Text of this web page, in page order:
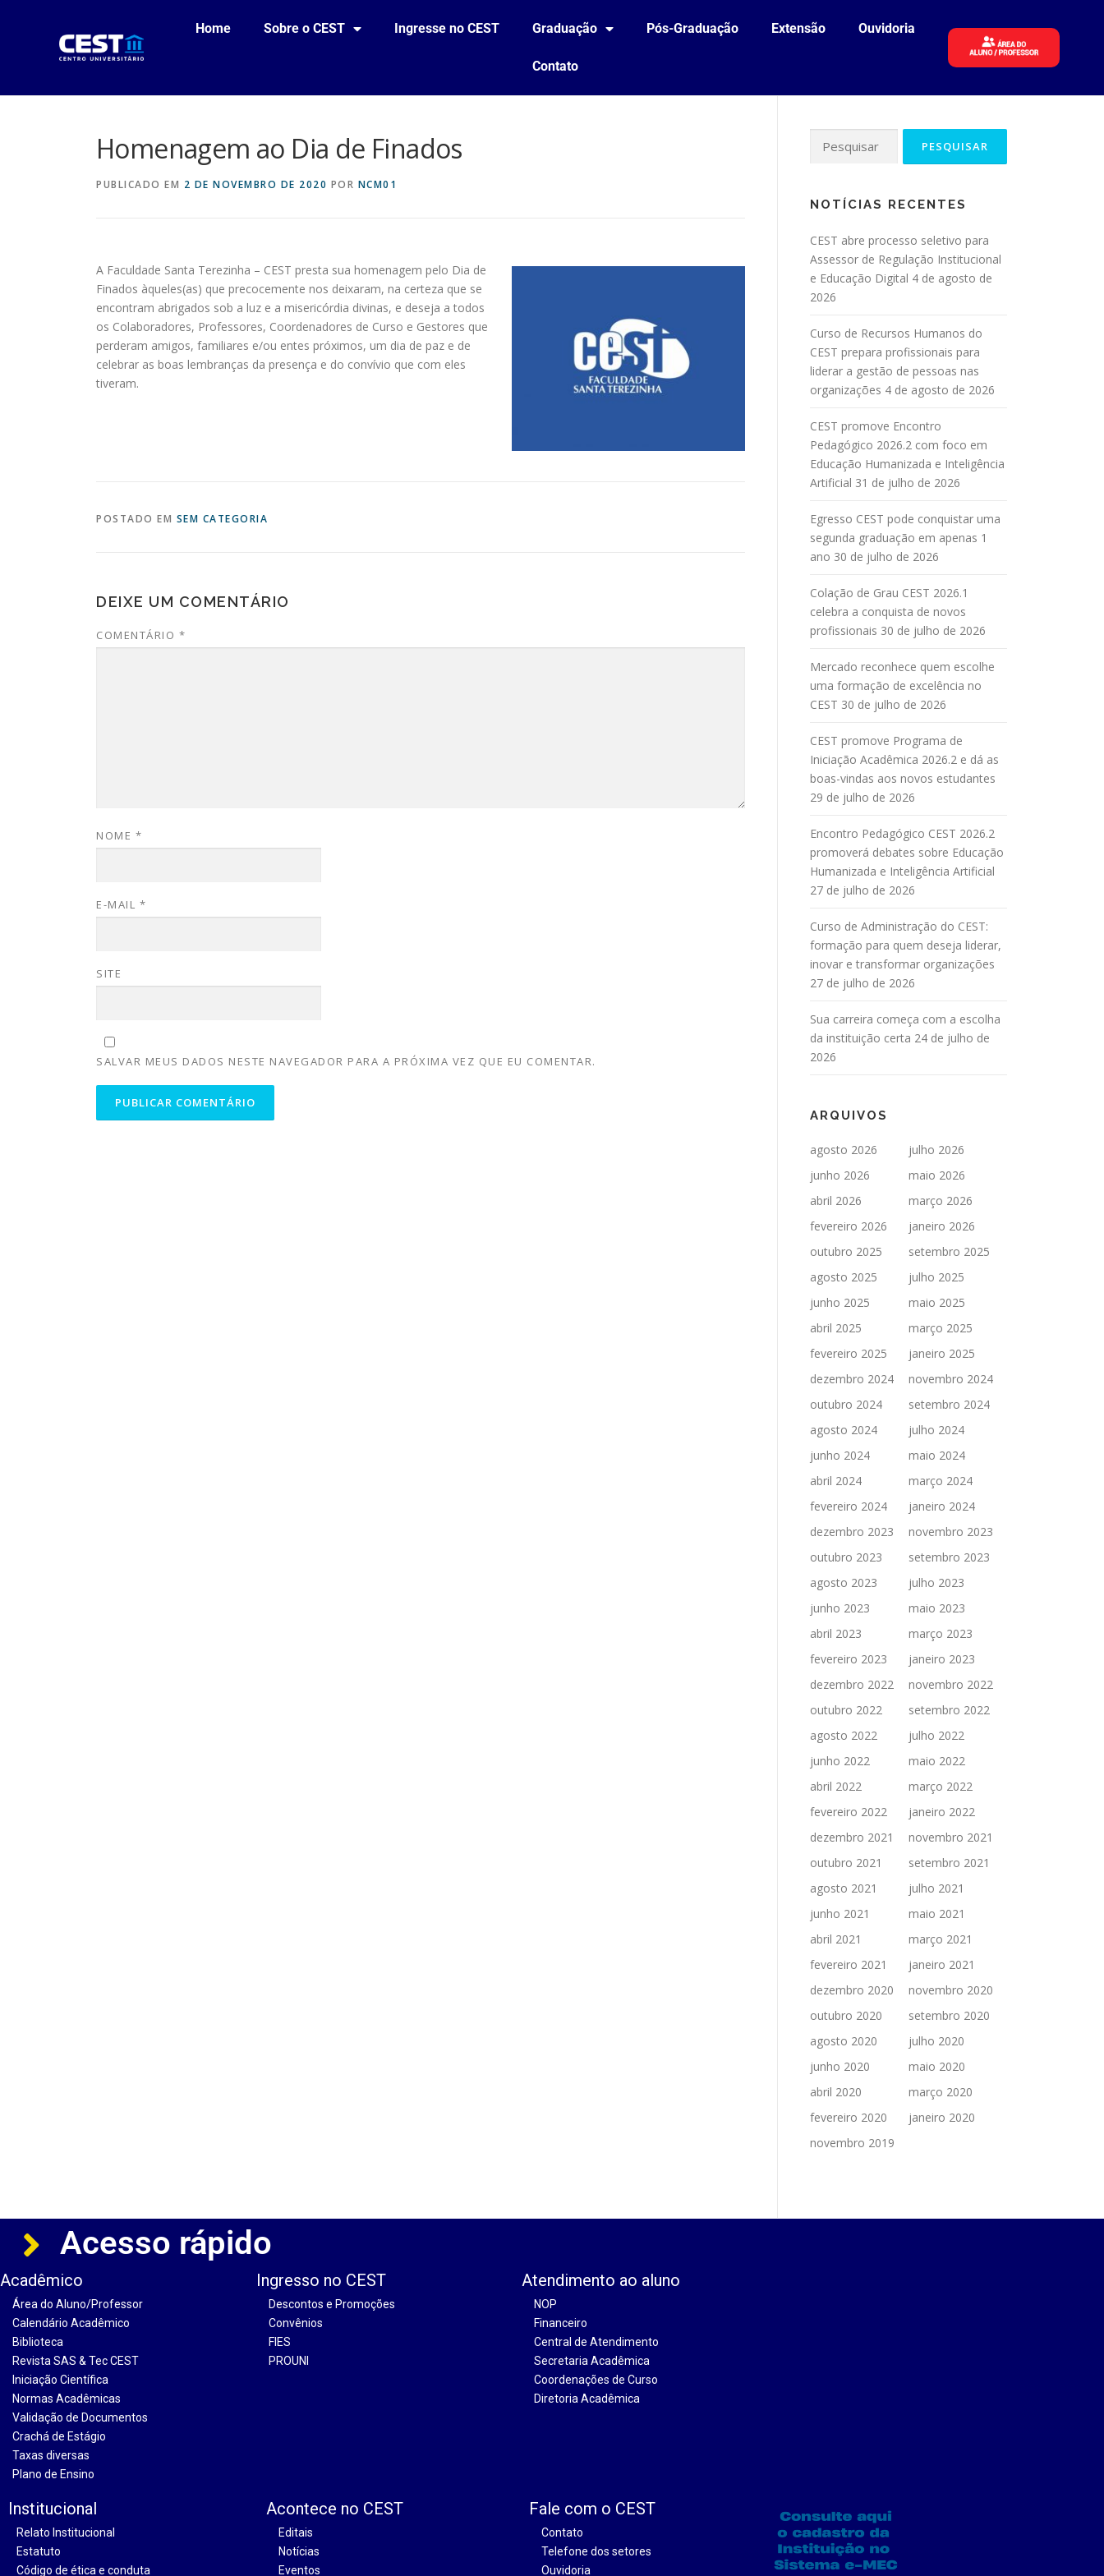
Home Sobre o CEST Ingresse no CEST Graduação Pós-Graduação Extensão Ouvidoria
Contato
Homenagem ao Dia de Finados
PUBLICADO EM 2 DE NOVEMBRO DE 2020 POR NCM01
A Faculdade Santa Terezinha – CEST presta sua homenagem pelo Dia de
Finados àqueles(as) que precocemente nos deixaram, na certeza que se
encontram abrigados sob a luz e a misericórdia divinas, e deseja a todos
os Colaboradores, Professores, Coordenadores de Curso e Gestores que
perderam amigos, familiares e/ou entes próximos, um dia de paz e de
celebrar as boas lembranças da presença e do convívio que com eles
tiveram.
POSTADO EM SEM CATEGORIA
DEIXE UM COMENTÁRIO
COMENTÁRIO *
NOME *
E-MAIL *
SITE
SALVAR MEUS DADOS NESTE NAVEGADOR PARA A PRÓXIMA VEZ QUE EU COMENTAR.
NOTÍCIAS RECENTES
CEST abre processo seletivo para
Assessor de Regulação Institucional
e Educação Digital 4 de agosto de
2026
Curso de Recursos Humanos do
CEST prepara profissionais para
liderar a gestão de pessoas nas
organizações 4 de agosto de 2026
CEST promove Encontro
Pedagógico 2026.2 com foco em
Educação Humanizada e Inteligência
Artificial 31 de julho de 2026
Egresso CEST pode conquistar uma
segunda graduação em apenas 1
ano 30 de julho de 2026
Colação de Grau CEST 2026.1
celebra a conquista de novos
profissionais 30 de julho de 2026
Mercado reconhece quem escolhe
uma formação de excelência no
CEST 30 de julho de 2026
CEST promove Programa de
Iniciação Acadêmica 2026.2 e dá as
boas-vindas aos novos estudantes
29 de julho de 2026
Encontro Pedagógico CEST 2026.2
promoverá debates sobre Educação
Humanizada e Inteligência Artificial
27 de julho de 2026
Curso de Administração do CEST:
formação para quem deseja liderar,
inovar e transformar organizações
27 de julho de 2026
Sua carreira começa com a escolha
da instituição certa 24 de julho de
2026
ARQUIVOS
agosto 2026
julho 2026
junho 2026
maio 2026
abril 2026
março 2026
fevereiro 2026
janeiro 2026
outubro 2025
setembro 2025
agosto 2025
julho 2025
junho 2025
maio 2025
abril 2025
março 2025
fevereiro 2025
janeiro 2025
dezembro 2024
novembro 2024
outubro 2024
setembro 2024
agosto 2024
julho 2024
junho 2024
maio 2024
abril 2024
março 2024
fevereiro 2024
janeiro 2024
dezembro 2023
novembro 2023
outubro 2023
setembro 2023
agosto 2023
julho 2023
junho 2023
maio 2023
abril 2023
março 2023
fevereiro 2023
janeiro 2023
dezembro 2022
novembro 2022
outubro 2022
setembro 2022
agosto 2022
julho 2022
junho 2022
maio 2022
abril 2022
março 2022
fevereiro 2022
janeiro 2022
dezembro 2021
novembro 2021
outubro 2021
setembro 2021
agosto 2021
julho 2021
junho 2021
maio 2021
abril 2021
março 2021
fevereiro 2021
janeiro 2021
dezembro 2020
novembro 2020
outubro 2020
setembro 2020
agosto 2020
julho 2020
junho 2020
maio 2020
abril 2020
março 2020
fevereiro 2020
janeiro 2020
novembro 2019
Acesso rápido
Acadêmico
Área do Aluno/Professor
Calendário Acadêmico
Biblioteca
Revista SAS & Tec CEST
Iniciação Científica
Normas Acadêmicas
Validação de Documentos
Crachá de Estágio
Taxas diversas
Plano de Ensino
Ingresso no CEST
Descontos e Promoções
Convênios
FIES
PROUNI
Atendimento ao aluno
NOP
Financeiro
Central de Atendimento
Secretaria Acadêmica
Coordenações de Curso
Diretoria Acadêmica
Institucional
Relato Institucional
Estatuto
Código de ética e conduta
Acontece no CEST
Editais
Notícias
Eventos
Fale com o CEST
Contato
Telefone dos setores
Ouvidoria